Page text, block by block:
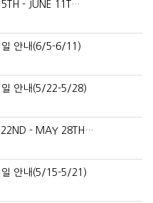
5TH - JUNE 11T…
일 안내(6/5-6/11)
일 안내(5/22-5/28)
22ND - MAY 28TH…
일 안내(5/15-5/21)